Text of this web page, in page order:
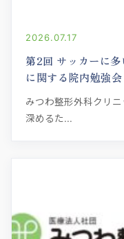
2026.07.17
第2回 サッカーに
に関する院内勉強会
みつわ整形外科クリ
深めるた...